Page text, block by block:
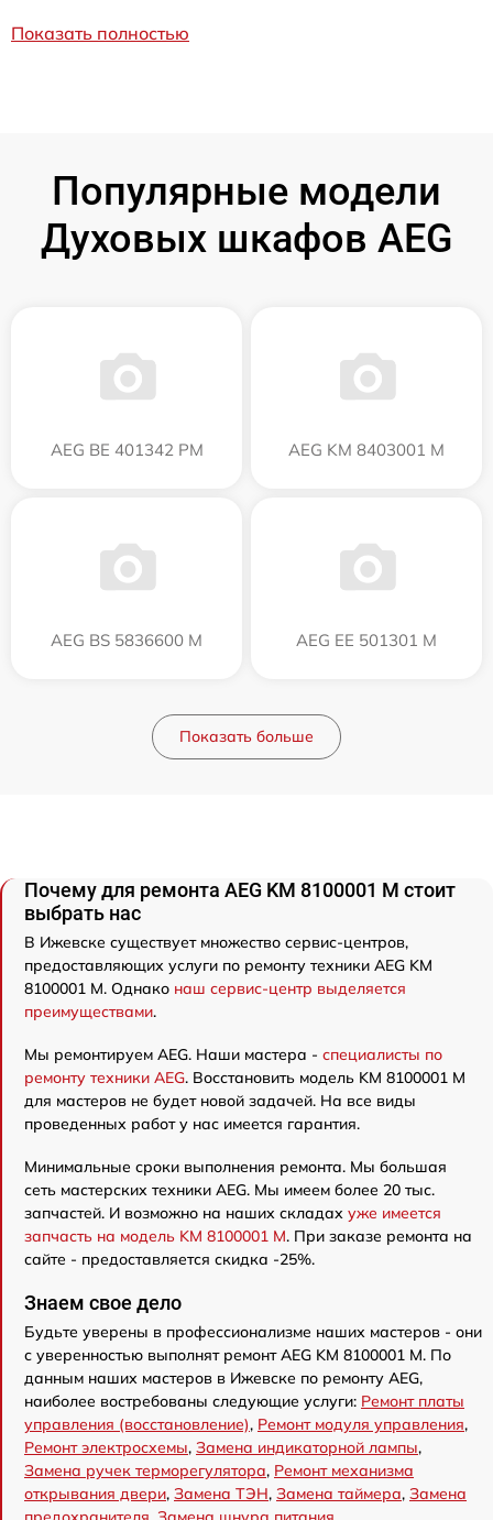
Показать полностью
Популярные модели
Духовых шкафов AEG
AEG BE 401342 PM AEG KM 8403001 M
AEG BS 5836600 M AEG EE 501301 M
Показать больше
Почему для ремонта AEG KM 8100001 M стоит
выбрать нас
В Ижевске существует множество сервис-центров,
предоставляющих услуги по ремонту техники AEG KM
8100001 M. Однако наш сервис-центр выделяется
преимуществами.
Мы ремонтируем AEG. Наши мастера - специалисты по
ремонту техники AEG. Восстановить модель KM 8100001 M
для мастеров не будет новой задачей. На все виды
проведенных работ у нас имеется гарантия.
Минимальные сроки выполнения ремонта. Мы большая
сеть мастерских техники AEG. Мы имеем более 20 тыс.
запчастей. И возможно на наших складах уже имеется
запчасть на модель KM 8100001 M. При заказе ремонта на
сайте - предоставляется скидка -25%.
Знаем свое дело
Будьте уверены в профессионализме наших мастеров - они
с уверенностью выполнят ремонт AEG KM 8100001 M. По
данным наших мастеров в Ижевске по ремонту AEG,
наиболее востребованы следующие услуги: Ремонт платы
управления (восстановление), Ремонт модуля управления,
Ремонт электросхемы, Замена индикаторной лампы,
Замена ручек терморегулятора, Ремонт механизма
открывания двери, Замена ТЭН, Замена таймера, Замена